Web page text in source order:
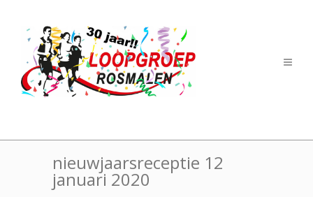
nieuwjaarsreceptie 12
januari 2020